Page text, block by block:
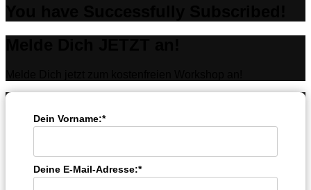
Dein Vorname:*
Deine E-Mail-Adresse:*